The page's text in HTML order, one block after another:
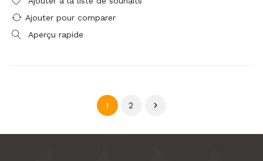
Ajouter pour comparer
Aperçu rapide
1 2 